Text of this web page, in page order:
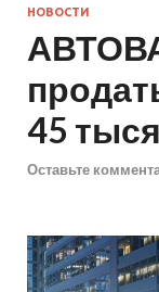
НОВОСТИ
45
Оставьте